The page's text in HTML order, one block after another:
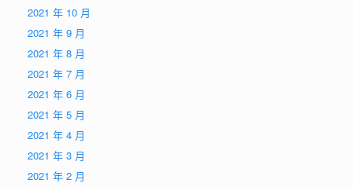
2021 年 10 月
2021 年 9 月
2021 年 8 月
2021 年 7 月
2021 年 6 月
2021 年 5 月
2021 年 4 月
2021 年 3 月
2021 年 2 月